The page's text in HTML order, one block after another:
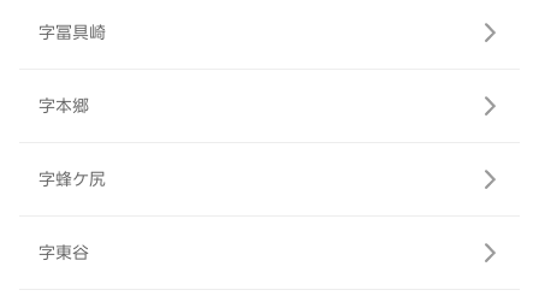
字冨具崎
字本郷
字蜂ケ尻
字東谷